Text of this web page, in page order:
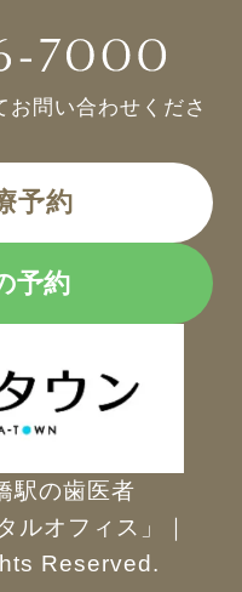
問い合わせくださ
予約
予約
駅の歯医者
ルオフィス」｜
Reserved.